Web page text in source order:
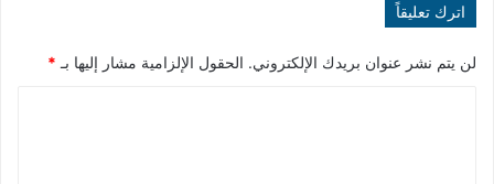
اترك تعليقاً
لن يتم نشر عنوان بريدك الإلكتروني. الحقول الإلزامية مشار إليها بـ *